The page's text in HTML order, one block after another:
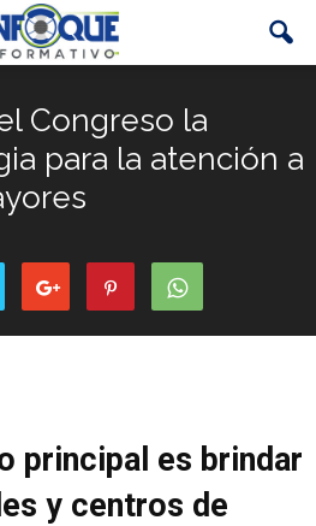
Congreso la
para la atención a
principal es brindar
y centros de